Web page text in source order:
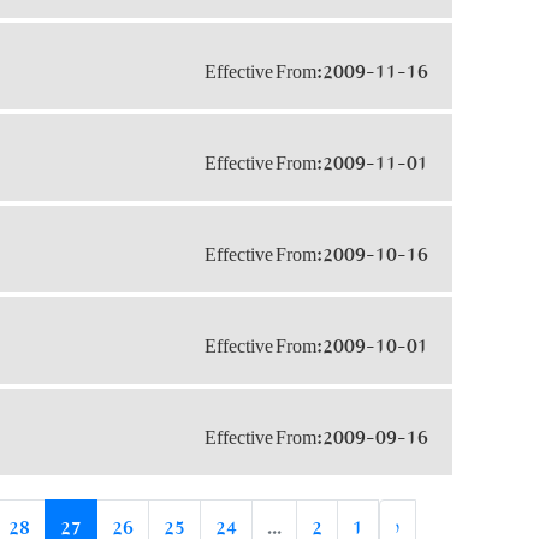
Effective From:2009-11-16
Effective From:2009-11-01
Effective From:2009-10-16
Effective From:2009-10-01
Effective From:2009-09-16
‹
1
2
...
24
25
26
27
28